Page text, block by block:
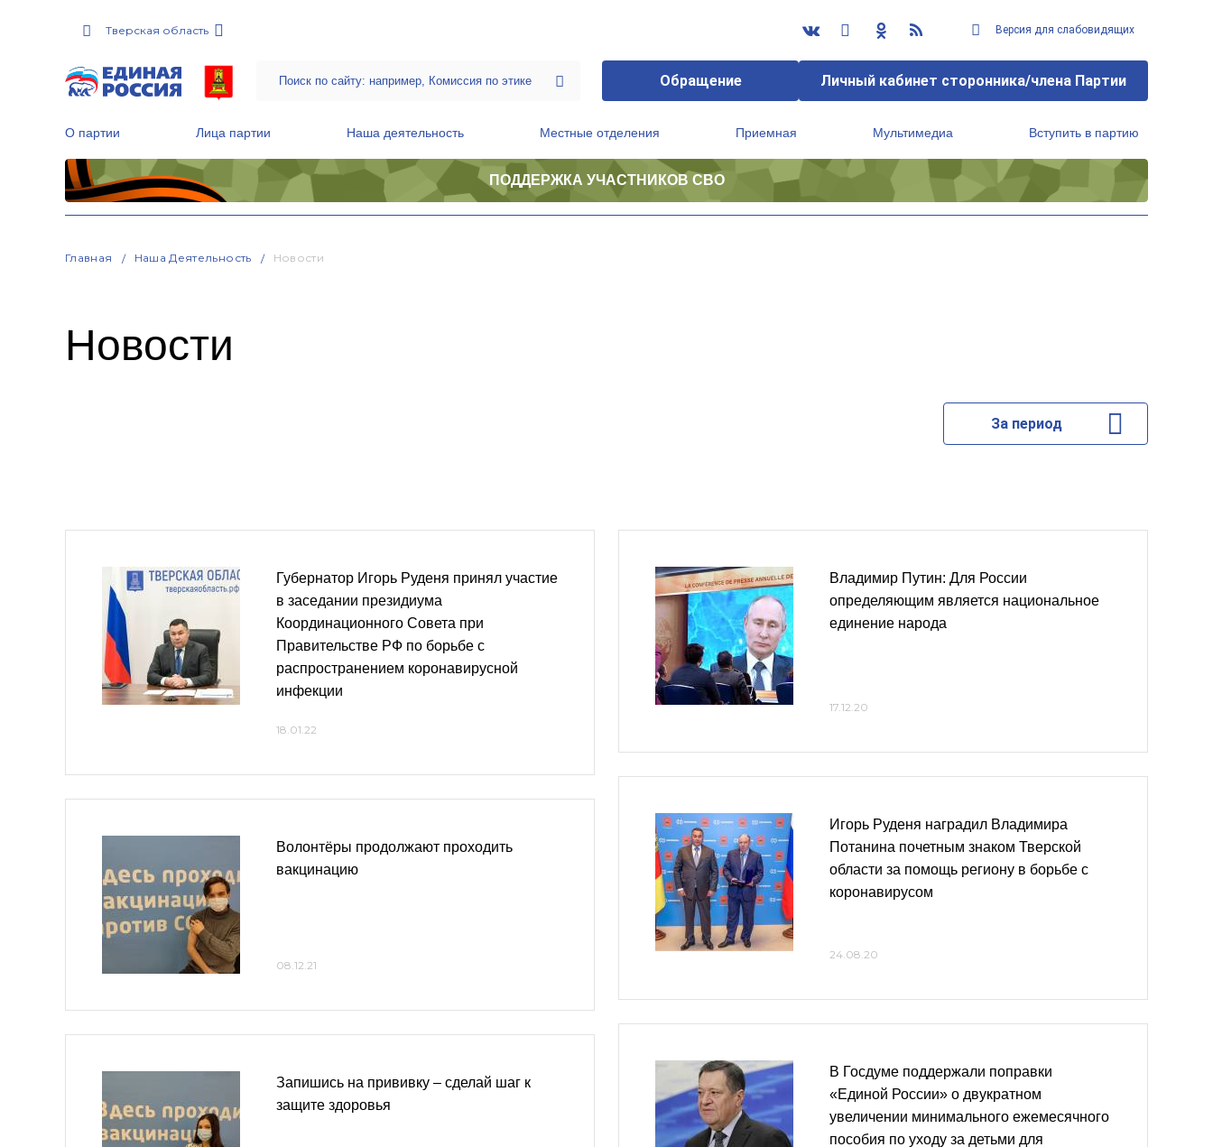
Тверская область Версия для слабовидящих
Обращение Личный кабинет сторонника/члена Партии
О партии Лица партии Наша деятельность Местные отделения Приемная Мультимедиа Вступить в партию
ПОДДЕРЖКА УЧАСТНИКОВ СВО
Главная Наша Деятельность Новости
Новости
За период
Губернатор Игорь Руденя принял участие
в заседании президиума
Координационного Совета при
Правительстве РФ по борьбе с
распространением коронавирусной
инфекции
18.01.22
Волонтёры продолжают проходить
вакцинацию
08.12.21
Запишись на прививку – сделай шаг к
защите здоровья
Владимир Путин: Для России
определяющим является национальное
единение народа
17.12.20
Игорь Руденя наградил Владимира
Потанина почетным знаком Тверской
области за помощь региону в борьбе с
коронавирусом
24.08.20
В Госдуме поддержали поправки
«Единой России» о двукратном
увеличении минимального ежемесячного
пособия по уходу за детьми для